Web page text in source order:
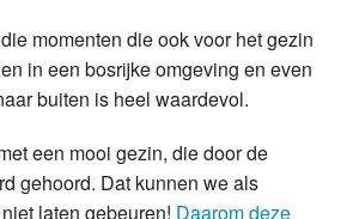
momenten die ook voor het gezin
in een bosrijke omgeving en even
buiten is heel waardevol.
een mooi gezin, die door de
gehoord. Dat kunnen we als
laten gebeuren! Daarom deze